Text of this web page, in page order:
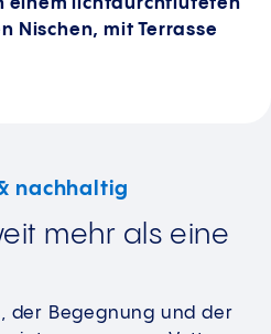
Nischen, mit Terrasse
nachhaltig
mehr als eine
der Begegnung und der